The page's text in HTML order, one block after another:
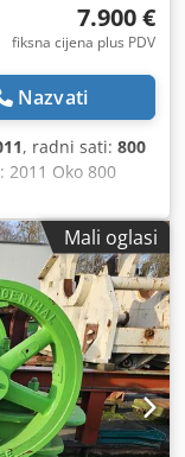
7.900 €
fiksna cijena plus PDV
Nazvati
, radni sati: 800
2011 Oko 800
nov U odličnom
Mali oglasi